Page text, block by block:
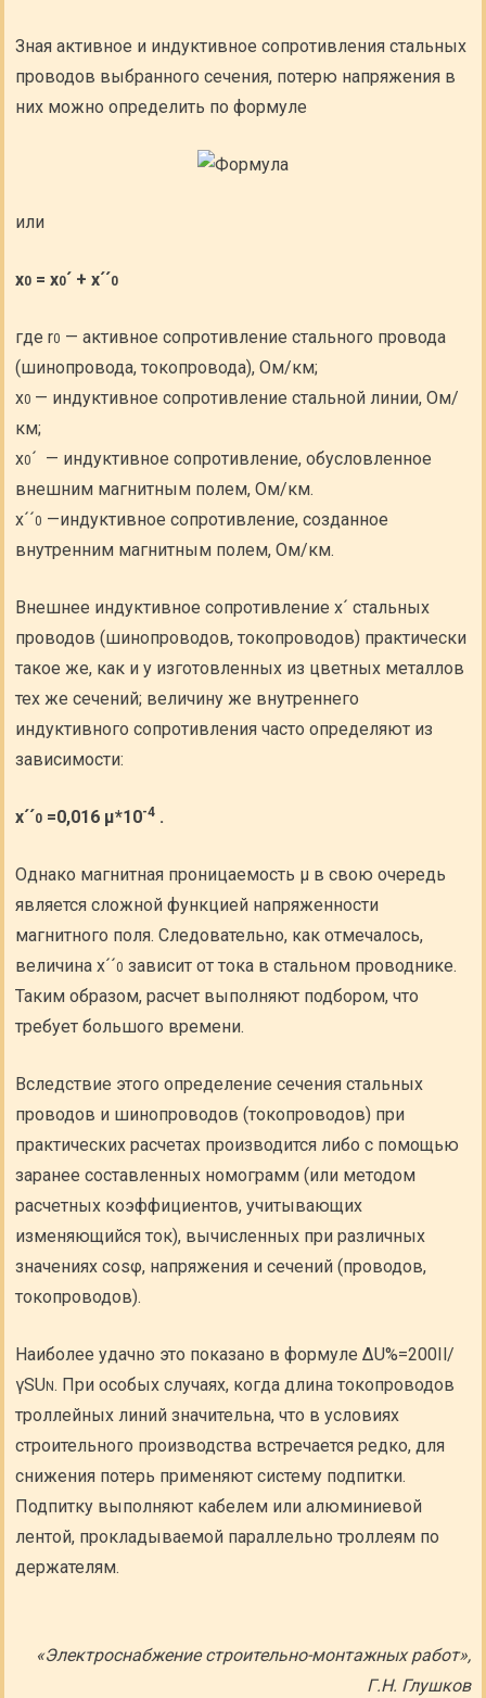
Зная активное и индуктивное сопротивления стальных
проводов выбранного сечения, потерю напряжения в
них можно определить по формуле
или
x0 = x0´ + x´´0
где r0 — активное сопротивление стального провода
(шинопровода, токопровода), Ом/км;
x0 — индуктивное сопротивление стальной линии, Ом/
км;
x0´ — индуктивное сопротивление, обусловленное
внешним магнитным полем, Ом/км.
x´´0 —индуктивное сопротивление, созданное
внутренним магнитным полем, Ом/км.
Внешнее индуктивное сопротивление x´ стальных
проводов (шинопроводов, токопроводов) практически
такое же, как и у изготовленных из цветных металлов
тех же сечений; величину же внутреннего
индуктивного сопротивления часто определяют из
зависимости:
x´´0 =0,016 μ*10-4 .
Однако магнитная проницаемость μ в свою очередь
является сложной функцией напряженности
магнитного поля. Следовательно, как отмечалось,
величина x´´0 зависит от тока в стальном проводнике.
Таким образом, расчет выполняют подбором, что
требует большого времени.
Вследствие этого определение сечения стальных
проводов и шинопроводов (токопроводов) при
практических расчетах производится либо с помощью
заранее составленных номограмм (или методом
расчетных коэффициентов, учитывающих
изменяющийся ток), вычисленных при различных
значениях cosφ, напряжения и сечений (проводов,
токопроводов).
Наиболее удачно это показано в формуле ΔU%=200Il/
γSUN. При особых случаях, когда длина токопроводов
троллейных линий значительна, что в условиях
строительного производства встречается редко, для
снижения потерь применяют систему подпитки.
Подпитку выполняют кабелем или алюминиевой
лентой, прокладываемой параллельно троллеям по
держателям.
«Электроснабжение строительно-монтажных работ»,
Г.Н. Глушков